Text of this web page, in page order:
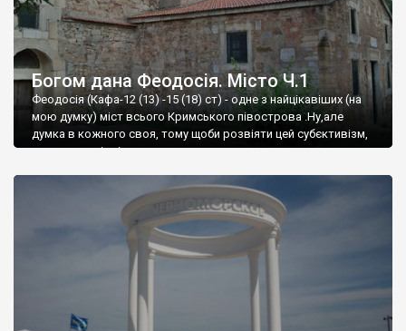
Богом дана Феодосія. Місто Ч.1
Феодосія (Кафа-12 (13) -15 (18) ст) - одне з найцікавіших (на
мою думку) міст всього Кримського півострова .Ну,але
думка в кожного своя, тому щоби розвіяти цей субєктивізм,
запрошую відвідати це